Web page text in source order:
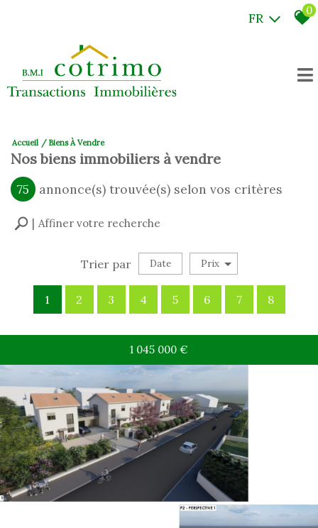
FR 0
Accueil Biens À Vendre
Nos biens immobiliers à vendre
75 annonce(s) trouvée(s) selon vos critères
Affiner votre recherche
5KM 10KM
Rechercher
+ de critères
Trier par Date Prix
1 2 3 4 5 6 7 8
1 045 000 €